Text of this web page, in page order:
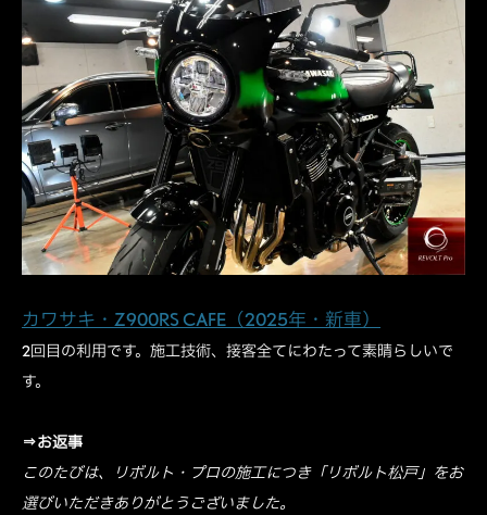
カワサキ・Z900RS CAFE（2025年・新車）
2回目の利用です。施工技術、接客全てにわたって素晴らしいで
す。
⇒お返事
このたびは、リボルト・プロの施工につき「リボルト松戸」をお
選びいただきありがとうございました。